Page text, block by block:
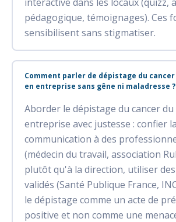
pédagogique, témoignages). Ces
sensibilisent sans stigmatiser.
Comment parler de dépistage du cancer
en entreprise sans gêne ni maladresse ?
Aborder le dépistage du cancer du
entreprise avec justesse : confier la
communication à des
(médecin du travail, association
plutôt qu'à la direction, utiliser
validés (Santé Publique France,
le dépistage comme un acte de
positive et non comme une